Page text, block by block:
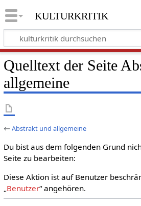
kulturkritik
Quelltext der Seite
allgemeine
←Abstrakt und allgemeine
Du bist aus dem folgenden Grund
Seite zu bearbeiten:
Diese Aktion ist auf Benutzer
„Benutzer“ angehören.